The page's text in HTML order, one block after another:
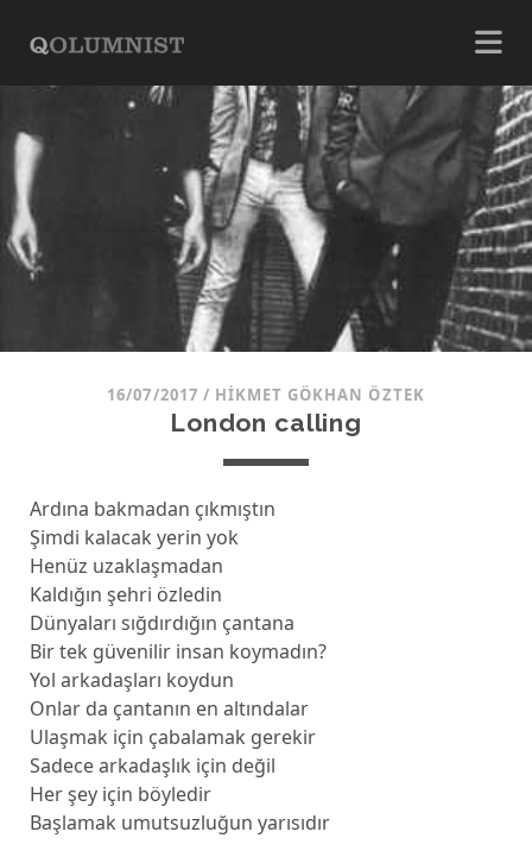
16/07/2017 / HIKMET GÖKHAN ÖZTEK
London calling
Ardına bakmadan çıkmıştın
Şimdi kalacak yerin yok
Henüz uzaklaşmadan
Kaldığın şehri özledin
Dünyaları sığdırdığın çantana
Bir tek güvenilir insan koymadın?
Yol arkadaşları koydun
Onlar da çantanın en altındalar
Ulaşmak için çabalamak gerekir
Sadece arkadaşlık için değil
Her şey için böyledir
Başlamak umutsuzluğun yarısıdır